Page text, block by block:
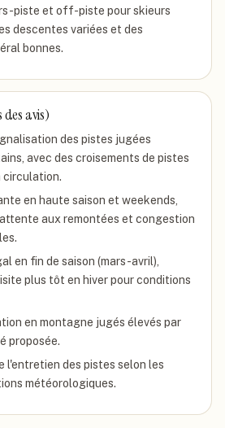
piste et off-piste pour skieurs
descentes variées et des
bonnes.
des avis)
des pistes jugées
avec des croisements de pistes
circulation.
en haute saison et weekends,
aux remontées et congestion
en fin de saison (mars-avril),
plus tôt en hiver pour conditions
en montagne jugés élevés par
proposée.
l'entretien des pistes selon les
météorologiques.